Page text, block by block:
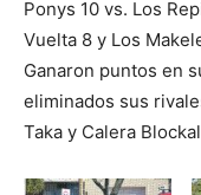
Ponys 10 vs. Los
Vuelta 8 y Los
Ganaron puntos en
eliminados sus
Taka y Calera